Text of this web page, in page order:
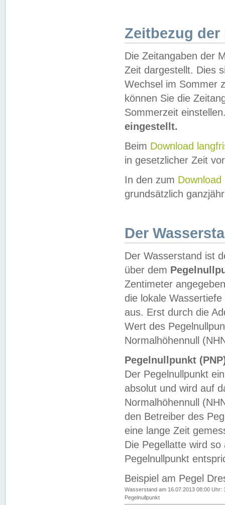
Zeitbezug der
Die Zeitangaben der
Zeit dargestellt. Dies
Wechsel im Sommer
können Sie die
Sommerzeit
eingestellt.
Beim Download
in gesetzlicher Zeit
In den zum Download
grundsätzlich
Der
Der Wasserstand ist
über dem
Zentimeter
die lokale
aus. Erst durch die
Wert des
Normalhöhennull
Pegelnullpunkt
Der Pegelnullpunkt
absolut und wird auf
Normalhöhennull
den Betreiber des
eine lange Zeit
Die Pegellatte wird
Pegelnullpunkt
Beispiel am Pegel
Wasserstand am 16.07.2013 08:00 Uhr:
Pegelnullpunkt